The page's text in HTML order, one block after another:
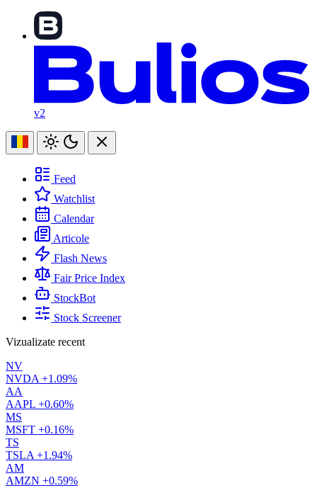
v2
Feed
Watchlist
Calendar
Articole
Flash News
Fair Price Index
StockBot
Stock Screener
Vizualizate recent
NV
NVDA +1.09%
AA
AAPL +0.60%
MS
MSFT +0.16%
TS
TSLA +1.94%
AM
AMZN +0.59%